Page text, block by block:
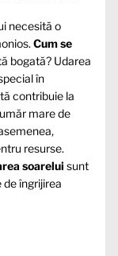
necesită o
Cum se
bogată? Udarea
în
contribuie la
mare de
resurse.
soarelui sunt
îngrijirea